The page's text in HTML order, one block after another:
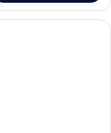
| Odada kasa, güneşlik/